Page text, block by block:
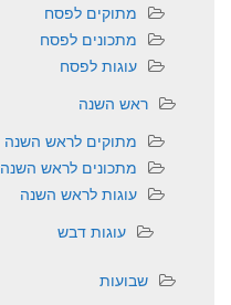
מתוקים לפסח
מתכונים לפסח
עוגות לפסח
ראש השנה
מתוקים לראש השנה
מתכונים לראש השנה
עוגות לראש השנה
עוגות דבש
שבועות